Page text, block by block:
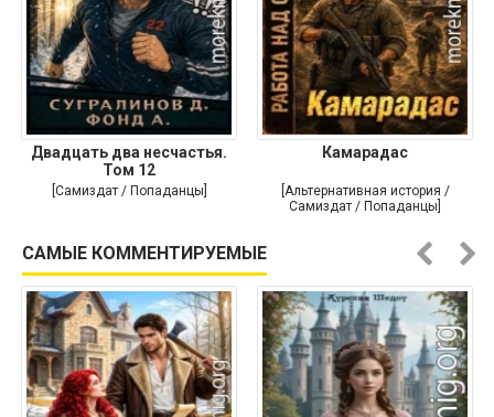
Двадцать два несчастья.
Том 12
[Самиздат / Попаданцы]
Камарадас
[Альтернативная история /
Самиздат / Попаданцы]
САМЫЕ КОММЕНТИРУЕМЫЕ